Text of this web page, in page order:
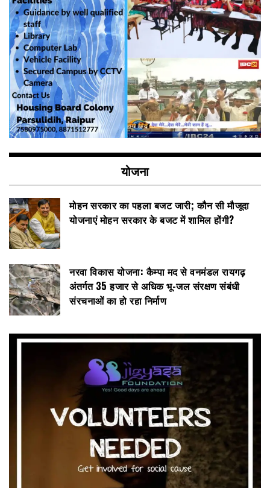
योजना
मोहन सरकार का पहला बजट जारी; कौन सी मौजूदा
योजनाएं मोहन सरकार के बजट में शामिल होंगी?
नरवा विकास योजना: कैम्पा मद से वनमंडल रायगढ़
अंतर्गत 35 हजार से अधिक भू-जल संरक्षण संबंधी
संरचनाओं का हो रहा निर्माण